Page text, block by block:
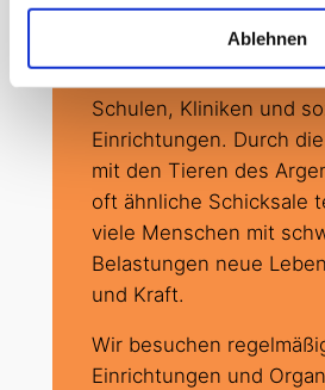
Ablehnen
Eine weitere zentrale
Vereins ist die
Schulen, Kliniken und
Einrichtungen. Durch
mit den Tieren des
oft ähnliche Schicksale
viele Menschen mit
Belastungen neue
und Kraft.
Wir besuchen
Einrichtungen und